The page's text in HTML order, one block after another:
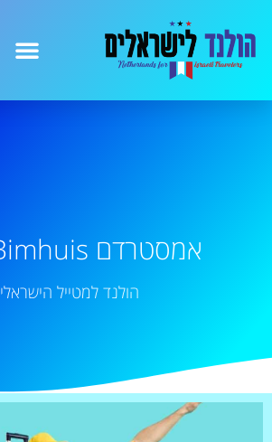
אמסטרדם The Bimhuis
הולנד למטייל הישראלי